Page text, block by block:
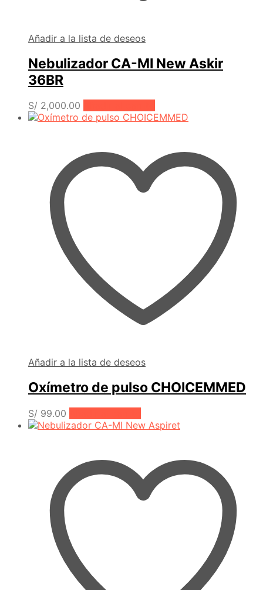
Añadir a la lista de deseos
Nebulizador CA-MI New Askir
36BR
S/ 2,000.00
Añadir a la lista de deseos
Oxímetro de pulso CHOICEMMED
S/ 99.00